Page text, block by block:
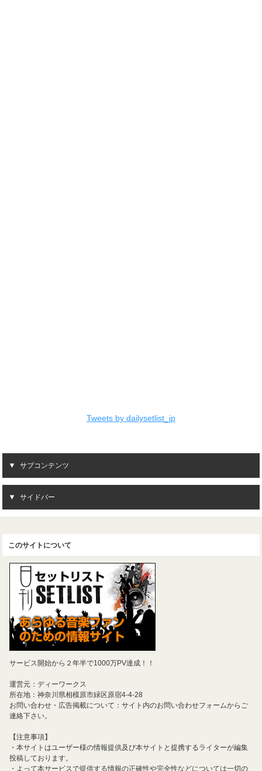
Tweets by dailysetlist_jp
サブコンテンツ
サイドバー
このサイトについて
サービス開始から２年半で1000万PV達成！！
運営元：ディーワークス
所在地：神奈川県相模原市緑区原宿4-4-28
お問い合わせ・広告掲載について：サイト内のお問い合わせフォームからご
連絡下さい。
【注意事項】
・本サイトはユーザー様の情報提供及び本サイトと提携するライターが編集
投稿しております。
・よって本サービスで提供する情報の正確性や完全性などについては一切の